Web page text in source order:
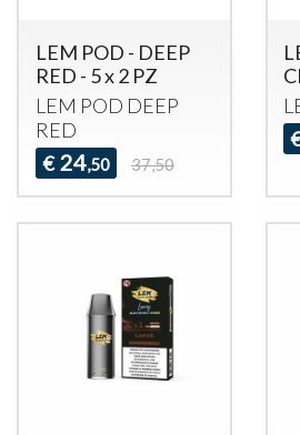
LEM POD - DEEP
RED - 5 x 2 PZ
LEM POD DEEP
RED
€ 24,50 37,50